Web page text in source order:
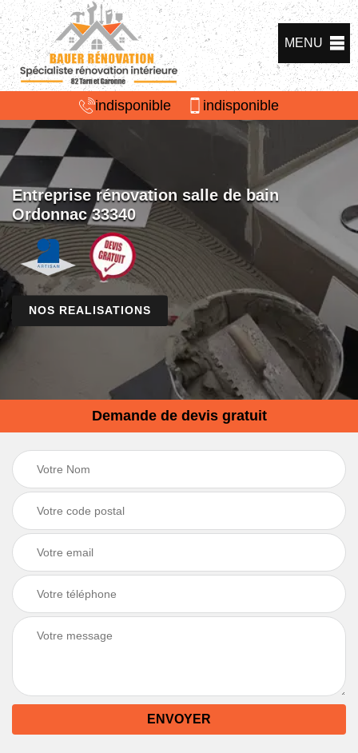
MENU
indisponible indisponible
Entreprise rénovation salle de bain
Ordonnac 33340
NOS REALISATIONS
Demande de devis gratuit